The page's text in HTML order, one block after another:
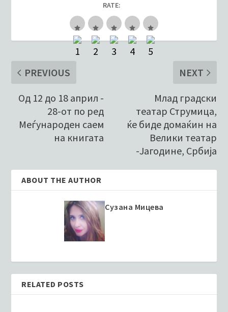
RATE:
PREVIOUS
Од 12 до 18 април -
28-от по ред
Меѓународен саем
на книгата
NEXT
Млад градски
театар Струмица,
ќе биде домаќин на
Велики театар
-Јагодине, Србија
ABOUT THE AUTHOR
Сузана Мицева
RELATED POSTS